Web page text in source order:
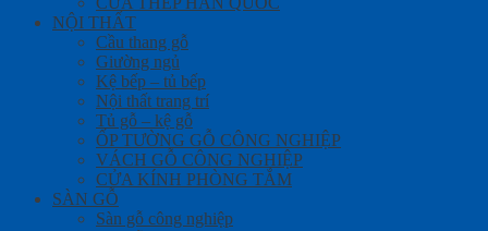
NỘI THẤT
Cầu thang gỗ
Giường ngủ
Kệ bếp – tủ bếp
Nội thất trang trí
Tủ gỗ – kệ gỗ
ỐP TƯỜNG GỖ CÔNG NGHIỆP
VÁCH GỖ CÔNG NGHIỆP
CỬA KÍNH PHÒNG TẮM
SÀN GỖ
Sàn gỗ công nghiệp